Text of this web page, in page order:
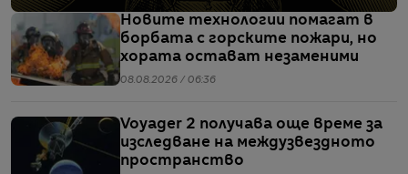
Новите технологии помагат в
борбата с горските пожари, но
хората остават незаменими
08.08.2026 / 06:36
Voyager 2 получава още време за
изследване на междузвездното
пространство